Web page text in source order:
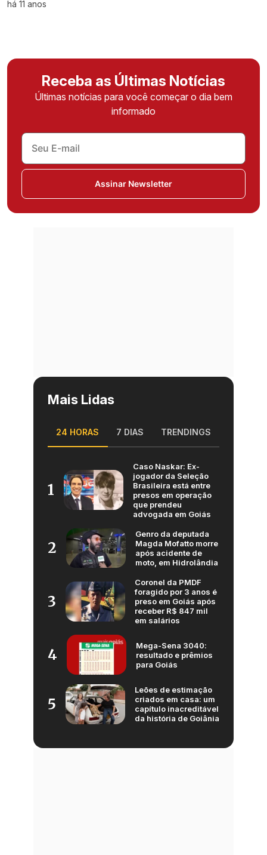
há 11 anos
Receba as Últimas Notícias
Últimas notícias para você começar o dia bem
informado
Assinar Newsletter
Mais Lidas
24 HORAS 7 DIAS TRENDINGS
1
Caso Naskar: Ex-
jogador da Seleção
Brasileira está entre
presos em operação
que prendeu
advogada em Goiás
2
Genro da deputada
Magda Mofatto morre
após acidente de
moto, em Hidrolândia
3
Coronel da PMDF
foragido por 3 anos é
preso em Goiás após
receber R$ 847 mil
em salários
4
Mega-Sena 3040:
resultado e prêmios
para Goiás
5
Leões de estimação
criados em casa: um
capítulo inacreditável
da história de Goiânia